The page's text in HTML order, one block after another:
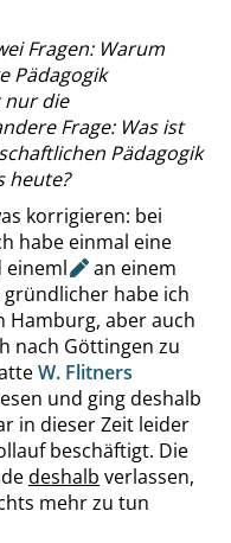
Fragen: Warum
Pädagogik
nur die
Frage: Was ist
Pädagogik
heute?
korrigieren: bei
habe einmal eine
eineml
an einem
habe ich
Hamburg, aber auch
nach Göttingen zu
W. Flitners
und ging deshalb
in dieser Zeit leider
beschäftigt. Die
deshalb verlassen,
mehr zu tun